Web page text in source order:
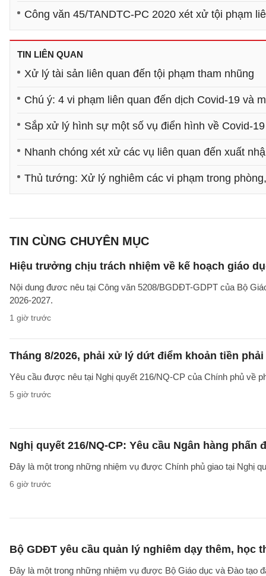
Công văn 45/TANDTC-PC 2020 xét xử tội phạm
TIN LIÊN QUAN
Xử lý tài sản liên quan đến tội phạm tham nhũng
Chú ý: 4 vi phạm liên quan đến dịch Covid-19 và
Sắp xử lý hình sự một số vụ điển hình về Covid-
Nhanh chóng xét xử các vụ liên quan đến xuất
Thủ tướng: Xử lý nghiêm các vi phạm trong
TIN CÙNG CHUYÊN MỤC
Hiệu trưởng chịu trách nhiệm về kế hoạch giáo
Nội dung đươc nêu tại Công văn 5208/BGDĐT-GDPT của Bộ
2026-2027.
1 giờ trước
Tháng 8/2026, phải xử lý dứt điểm khoản tiền
Yêu cầu được nêu tại Nghị quyết 216/NQ-CP của Chính phủ về
5 giờ trước
Nghị quyết 216/NQ-CP: Yêu cầu Ngân hàng phấn
Đây là một trong những nhiệm vụ được Chính phủ giao tại Nghị
6 giờ trước
Bộ GDĐT yêu cầu quản lý nghiêm dạy thêm, học
Đây là một trong những nhiệm vụ được Bộ Giáo dục và Đào tạo